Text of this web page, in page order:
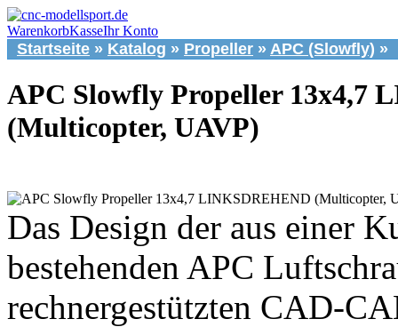
WarenkorbKasseIhr Konto
Startseite » Katalog » Propeller » APC (Slowfly) »
APC Slowfly Propeller 13x4,7
(Multicopter, UAVP)
Das Design der aus einer
bestehenden APC
rechnergestützten CAD-